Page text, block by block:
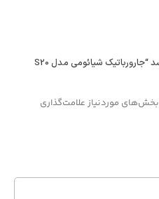
اولین کسی باشید که دیدگاهی می نویسد “جارورباتیک شیائومی مدل S20
بخش‌های موردنیاز علامت‌گذاری